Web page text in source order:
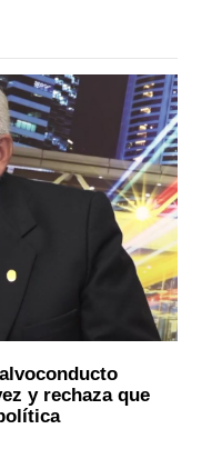
y rechaza que